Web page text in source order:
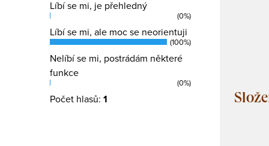
Líbí se mi, je přehledný
(0%)
Líbí se mi, ale moc se neorientuji
(100%)
Nelíbí se mi, postrádám některé
funkce
(0%)
Počet hlasů: 1